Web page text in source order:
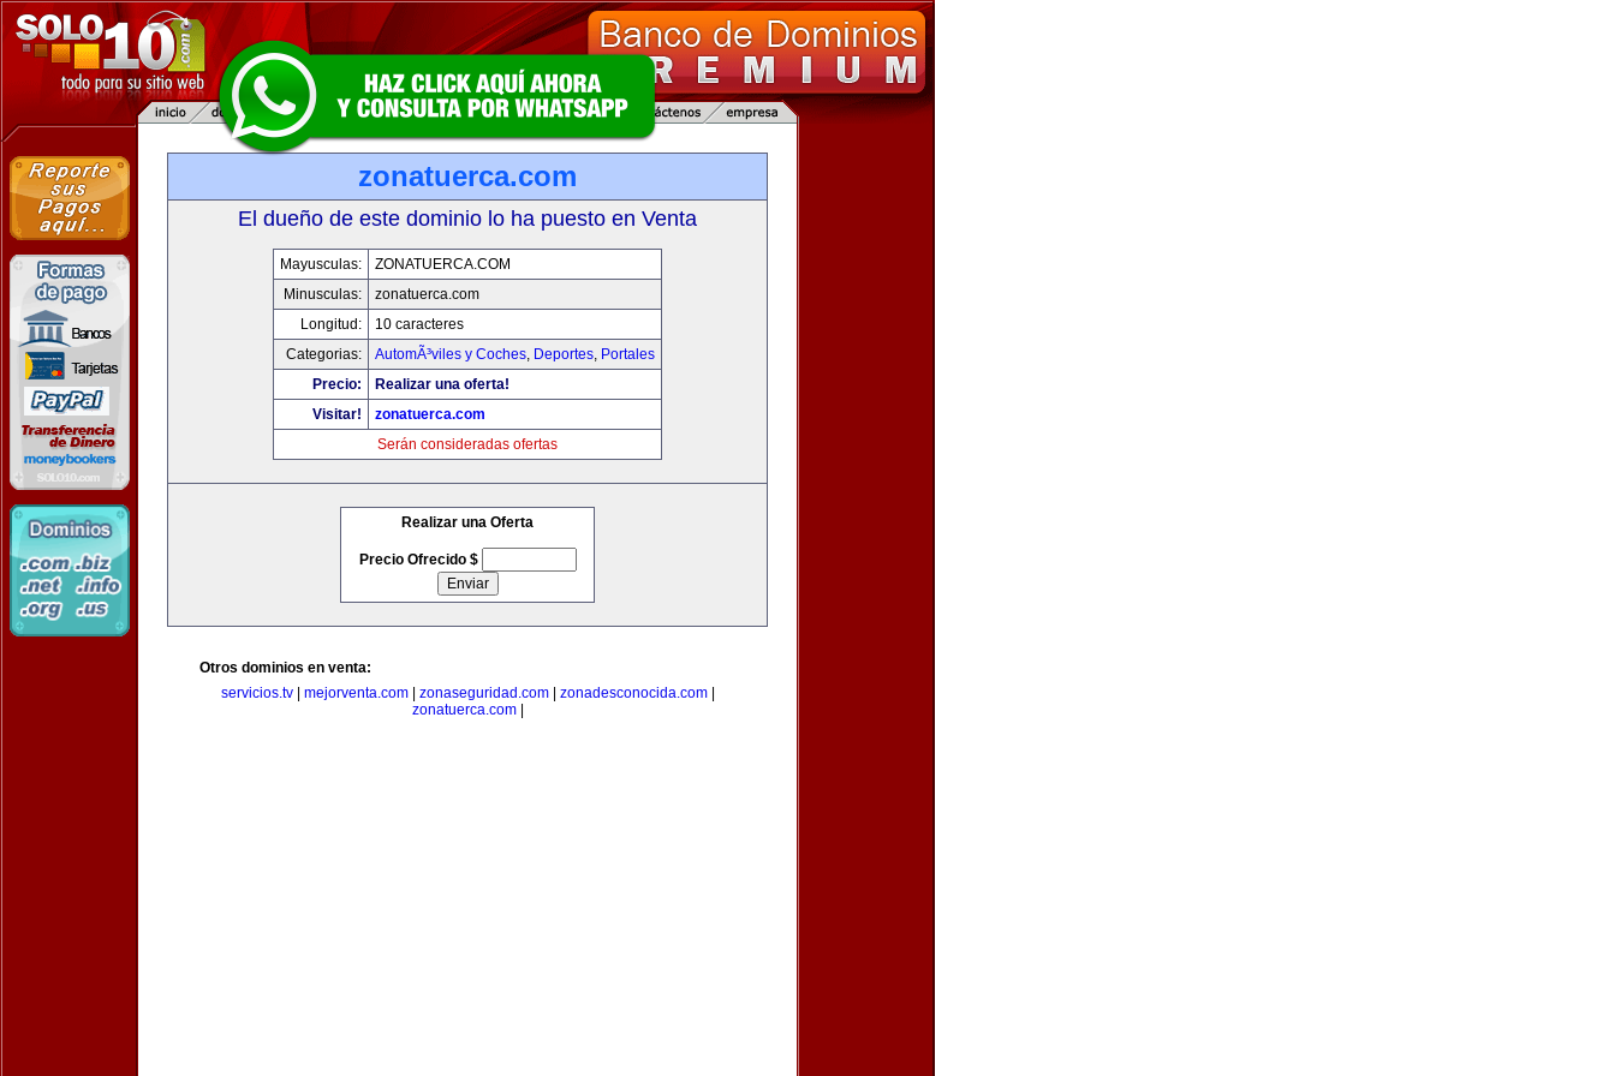
zonatuerca.com
El dueño de este dominio lo ha puesto en Venta
Mayusculas:
ZONATUERCA.COM
Minusculas:
zonatuerca.com
Longitud:
10 caracteres
Categorias:
AutomÃ³viles y Coches, Deportes, Portales
Precio:
Realizar una oferta!
Visitar!
zonatuerca.com
Serán consideradas ofertas
Realizar una Oferta
Precio Ofrecido $
Otros dominios en venta:
servicios.tv| mejorventa.com| zonaseguridad.com| zonadesconocida.com|
zonatuerca.com|